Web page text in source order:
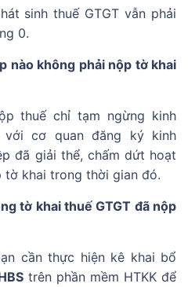
sinh thuế GTGT vẫn phải
0.
nào không phải nộp tờ khai
thuế chỉ tạm ngừng kinh
cơ quan đăng ký kinh
đã giải thể, chấm dứt hoạt
tờ khai trong thời gian đó.
tờ khai thuế GTGT đã nộp
cần thực hiện kê khai bổ
trên phần mềm HTKK để